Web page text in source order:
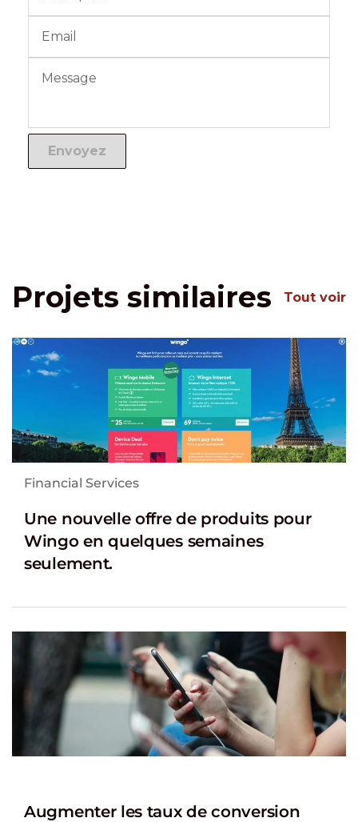
Projets similaires Tout voir
Financial Services
Une nouvelle offre de produits pour
Wingo en quelques semaines
seulement.
Augmenter les taux de conversion